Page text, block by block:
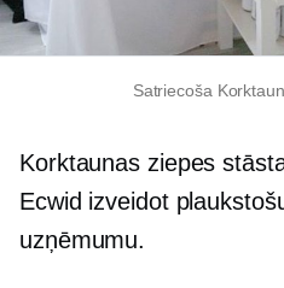
Satriecoša
Korktaunas ziepes
Ecwid izveidot
uzņēmumu.